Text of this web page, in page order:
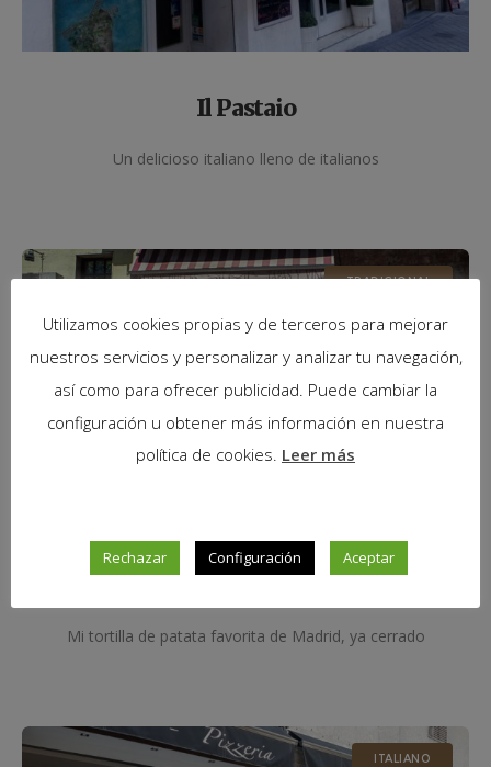
Il Pastaio
Un delicioso italiano lleno de italianos
TRADICIONAL
Mi tortilla de patata favorita de Madrid, ya cerrado
ITALIANO
Utilizamos cookies propias y de terceros para mejorar
nuestros servicios y personalizar y analizar tu navegación,
así como para ofrecer publicidad. Puede cambiar la
configuración u obtener más información en nuestra
política de cookies. Leer más
Rechazar Configuración Aceptar